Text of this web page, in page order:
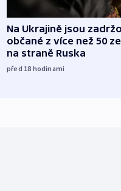
Na Ukrajině jsou
občané z více než 50
na straně Ruska
před 18 hodinami